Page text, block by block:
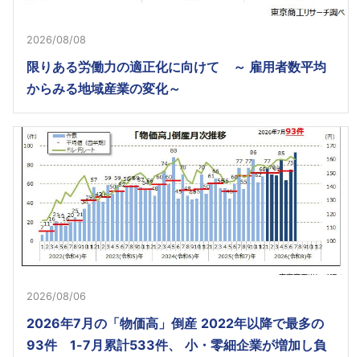
2026/08/08
限りある労働力の適正化に向けて ～ 雇用者数平均
からみる地域産業の変化～
2026/08/06
2026年7月の「物価高」倒産 2022年以降で最多の
93件 1-7月累計533件、 小・零細企業が増加し負